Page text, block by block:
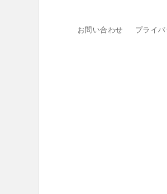
お問い合わせ プライ